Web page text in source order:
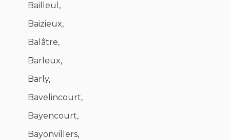
Bailleul,
Baizieux,
Balâtre,
Barleux,
Barly,
Bavelincourt,
Bayencourt,
Bayonvillers,